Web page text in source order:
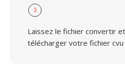
3
Laissez le fichier convertir
télécharger votre fichier